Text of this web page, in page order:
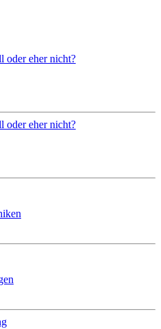
oder eher nicht?
oder eher nicht?